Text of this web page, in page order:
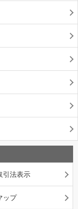
引法表示
ップ